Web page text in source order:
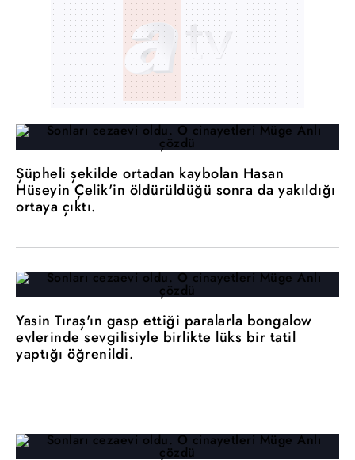
Şüpheli şekilde ortadan kaybolan Hasan
Hüseyin Çelik'in öldürüldüğü sonra da yakıldığı
ortaya çıktı.
Yasin Tıraş'ın gasp ettiği paralarla bongalow
evlerinde sevgilisiyle birlikte lüks bir tatil
yaptığı öğrenildi.